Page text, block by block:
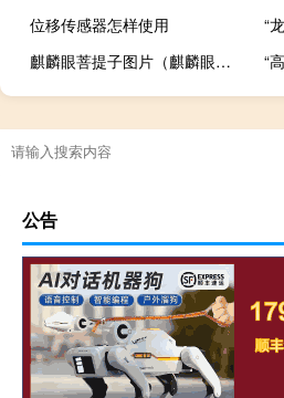
位移传感器怎样使用
“
麒麟眼菩提子图片（麒麟眼菩提）
“
公告